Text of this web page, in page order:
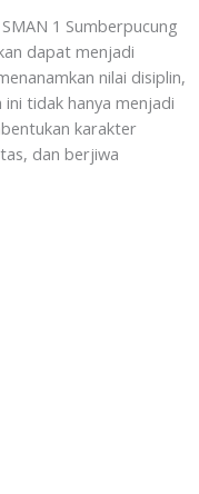
1 Sumberpucung
dapat menjadi
nilai disiplin,
tidak hanya menjadi
karakter
dan berjiwa